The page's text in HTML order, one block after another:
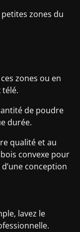
zones du
zones ou en
de poudre
durée.
qualité et au
convexe pour
conception
lavez le